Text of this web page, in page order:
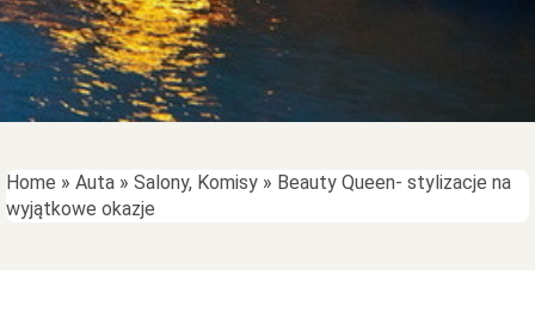
Home » Auta » Salony, Komisy » Beauty Queen- stylizacje na
wyjątkowe okazje